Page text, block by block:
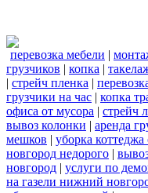
перевозка мебели |
грузчиков | копка |
| стрейч пленка |
грузчики на час | копка
офиса от мусора | стрейч
вывоз колонки | аренда
мешков | уборка коттеджа
новгород недорого |
новгород | услуги по
на газели нижний